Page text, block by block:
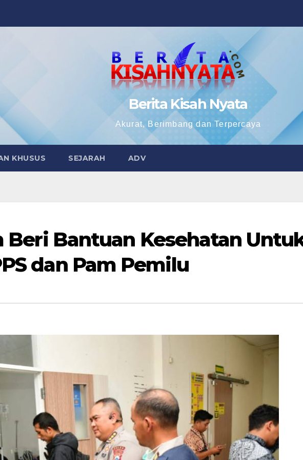
Berita Kisah Nyata
Akurat, Berimbang dan Terpercaya
KHUSUS SEJARAH ADV
Beri Bantuan Kesehatan
dan Pam Pemilu